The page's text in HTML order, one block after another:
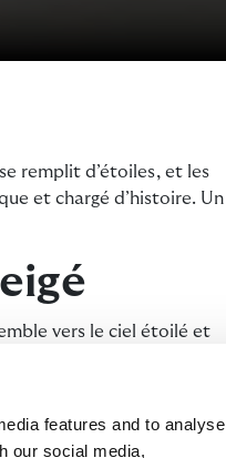
features and to analyse
our social media,
remplit d’étoiles, et les
et chargé d’histoire. Un
vers le ciel étoilé et
pour un moment